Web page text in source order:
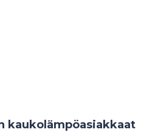
kaukolämpöasiakkaat